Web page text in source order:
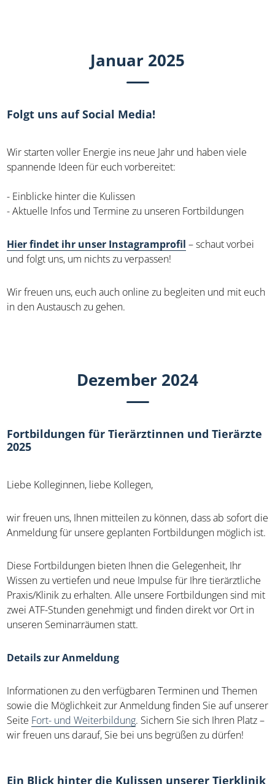
Januar 2025
Folgt uns auf Social Media!
Wir starten voller Energie ins neue Jahr und haben viele
spannende Ideen für euch vorbereitet:
- Einblicke hinter die Kulissen
- Aktuelle Infos und Termine zu unseren Fortbildungen
Hier findet ihr unser Instagramprofil – schaut vorbei
und folgt uns, um nichts zu verpassen!
Wir freuen uns, euch auch online zu begleiten und mit euch
in den Austausch zu gehen.
Dezember 2024
Fortbildungen für Tierärztinnen und Tierärzte
2025
Liebe Kolleginnen, liebe Kollegen,
wir freuen uns, Ihnen mitteilen zu können, dass ab sofort die
Anmeldung für unsere geplanten Fortbildungen möglich ist.
Diese Fortbildungen bieten Ihnen die Gelegenheit, Ihr
Wissen zu vertiefen und neue Impulse für Ihre tierärztliche
Praxis/Klinik zu erhalten. Alle unsere Fortbildungen sind mit
zwei ATF-Stunden genehmigt und finden direkt vor Ort in
unseren Seminarräumen statt.
Details zur Anmeldung
Informationen zu den verfügbaren Terminen und Themen
sowie die Möglichkeit zur Anmeldung finden Sie auf unserer
Seite Fort- und Weiterbildung. Sichern Sie sich Ihren Platz –
wir freuen uns darauf, Sie bei uns begrüßen zu dürfen!
Ein Blick hinter die Kulissen unserer Tierklinik